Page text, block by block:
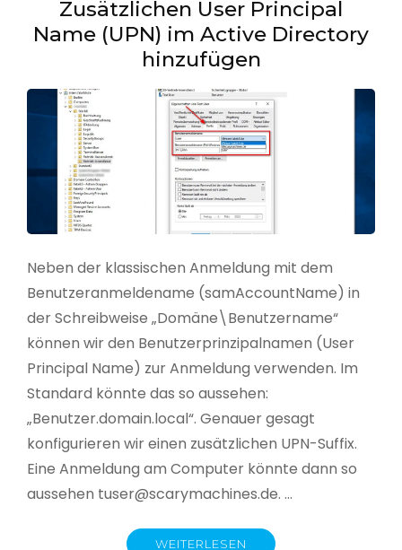
Zusätzlichen User Principal
Name (UPN) im Active Directory
hinzufügen
Neben der klassischen Anmeldung mit dem
Benutzeranmeldename (samAccountName) in
der Schreibweise „Domäne\Benutzername“
können wir den Benutzerprinzipalnamen (User
Principal Name) zur Anmeldung verwenden. Im
Standard könnte das so aussehen:
„Benutzer.domain.local“. Genauer gesagt
konfigurieren wir einen zusätzlichen UPN-Suffix.
Eine Anmeldung am Computer könnte dann so
aussehen tuser@scarymachines.de. …
WEITERLESEN